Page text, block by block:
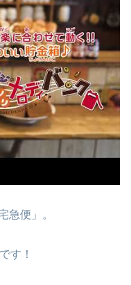
急便」。
す！